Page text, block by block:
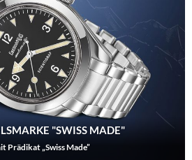
"SWISS MADE"
Prädikat „Swiss Made”